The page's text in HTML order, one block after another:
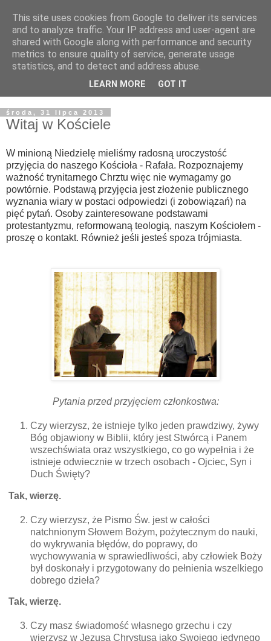
Żyjąc wiarą w REALNYM
świecie
Blog pastora Pawła Bartosika
środa, 31 lipca 2013
Witaj w Kościele
W minioną Niedzielę mieliśmy radosną uroczystość
przyjęcia do naszego Kościoła - Rafała. Rozpoznajemy
ważność trynitarnego Chrztu więc nie wymagamy go
powtórnie. Podstawą przyjęcia jest złożenie publicznego
wyznania wiary w postaci odpowiedzi (i zobowiązań) na
pięć pytań. Osoby zainteresowane podstawami
protestantyzmu, reformowaną teologią, naszym Kościołem -
proszę o kontakt. Również jeśli jesteś spoza trójmiasta.
Pytania przed przyjęciem członkostwa:
Czy wierzysz, że istnieje tylko jeden prawdziwy, żywy
Bóg objawiony w Biblii, który jest Stwórcą i Panem
wszechświata oraz wszystkiego, co go wypełnia i że
istnieje odwiecznie w trzech osobach - Ojciec, Syn i
Duch Święty?
Tak, wierzę.
Czy wierzysz, że Pismo Św. jest w całości
natchnionym Słowem Bożym, pożytecznym do nauki,
do wykrywania błędów, do poprawy, do
wychowywania w sprawiedliwości, aby człowiek Boży
był doskonały i przygotowany do pełnienia wszelkiego
dobrego dzieła?
Tak, wierzę.
Czy masz świadomość własnego grzechu i czy
wierzysz w Jezusa Chrystusa jako Swojego jedynego
This site uses cookies from Google to deliver its services
and to analyze traffic. Your IP address and user-agent are
shared with Google along with performance and security
metrics to ensure quality of service, generate usage
statistics, and to detect and address abuse.
LEARN MORE GOT IT